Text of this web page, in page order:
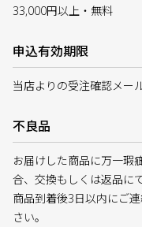
33,000円以上・無料
申込有効期限
当店よりの受注確認メー
不良品
お届けした商品に万一瑕
合、交換もしくは返品に
商品到着後3日以内にご
さい。